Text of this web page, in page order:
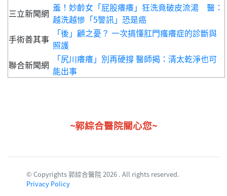
三立新聞網 羞！妙齡女「屁股癢癢」狂洗竟破皮流湯 醫：
越洗越慘「5警訊」恐是癌
手術善其事
「後」顧之憂？ 一次搞懂肛門瘙癢症的診斷與
照護
聯合新聞網
「尻川癢癢」別再硬撐 醫師揭：清太乾淨也可
能出事
~郭綜合醫院關心您~
© Copyrights 郭綜合醫院 2026 . All rights reserved.
Privacy Policy